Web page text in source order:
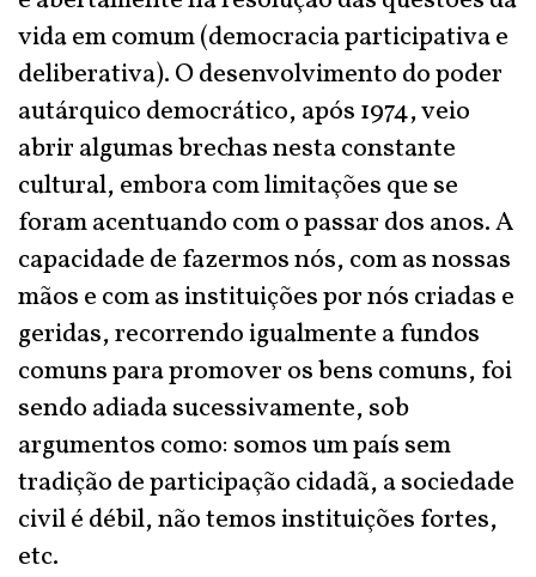
vida em comum (democracia participativa e
deliberativa). O desenvolvimento do poder
autárquico democrático, após 1974, veio
abrir algumas brechas nesta constante
cultural, embora com limitações que se
foram acentuando com o passar dos anos. A
capacidade de fazermos nós, com as nossas
mãos e com as instituições por nós criadas e
geridas, recorrendo igualmente a fundos
comuns para promover os bens comuns, foi
sendo adiada sucessivamente, sob
argumentos como: somos um país sem
tradição de participação cidadã, a sociedade
civil é débil, não temos instituições fortes,
etc.